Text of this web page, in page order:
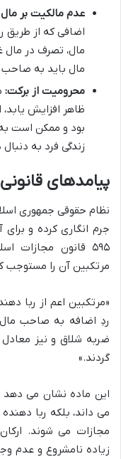
عدم مالکیت بر
اضافی که از طریق
مال، تصرف در
مال باید به صاحب
محرومیت از برکت:
ظاهر افزایش یابد،
بود و ممکن است
زندگی فرد به
پیامدهای
نظام حقوقی جمهوری
جرم انگاری کرده و
۵۹۵ قانون
مرتکبین آن را مستوجب
«مرتکبین اعم از ربا
ضربه شلاق و نیز
گردند.»
این ماده نشان می دهد
می داند، بلکه ربا
مجازات می شوند.
زیاده نامشروع و عدم